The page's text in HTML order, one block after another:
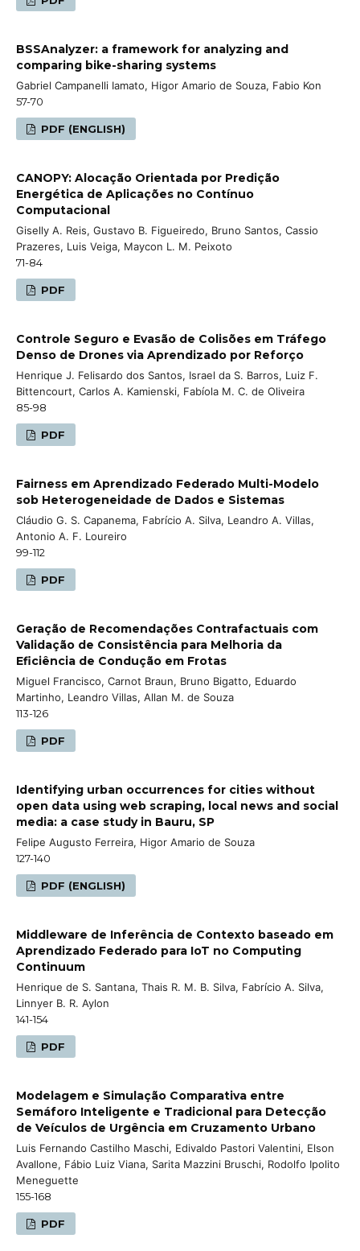
BSSAnalyzer: a framework for analyzing and
comparing bike-sharing systems
Gabriel Campanelli Iamato, Higor Amario de Souza, Fabio Kon
57-70
PDF (ENGLISH)
CANOPY: Alocação Orientada por Predição
Energética de Aplicações no Contínuo
Computacional
Giselly A. Reis, Gustavo B. Figueiredo, Bruno Santos, Cassio
Prazeres, Luis Veiga, Maycon L. M. Peixoto
71-84
PDF
Controle Seguro e Evasão de Colisões em Tráfego
Denso de Drones via Aprendizado por Reforço
Henrique J. Felisardo dos Santos, Israel da S. Barros, Luiz F.
Bittencourt, Carlos A. Kamienski, Fabíola M. C. de Oliveira
85-98
PDF
Fairness em Aprendizado Federado Multi-Modelo
sob Heterogeneidade de Dados e Sistemas
Cláudio G. S. Capanema, Fabrício A. Silva, Leandro A. Villas,
Antonio A. F. Loureiro
99-112
PDF
Geração de Recomendações Contrafactuais com
Validação de Consistência para Melhoria da
Eficiência de Condução em Frotas
Miguel Francisco, Carnot Braun, Bruno Bigatto, Eduardo
Martinho, Leandro Villas, Allan M. de Souza
113-126
PDF
Identifying urban occurrences for cities without
open data using web scraping, local news and social
media: a case study in Bauru, SP
Felipe Augusto Ferreira, Higor Amario de Souza
127-140
PDF (ENGLISH)
Middleware de Inferência de Contexto baseado em
Aprendizado Federado para IoT no Computing
Continuum
Henrique de S. Santana, Thais R. M. B. Silva, Fabrício A. Silva,
Linnyer B. R. Aylon
141-154
PDF
Modelagem e Simulação Comparativa entre
Semáforo Inteligente e Tradicional para Detecção
de Veículos de Urgência em Cruzamento Urbano
Luis Fernando Castilho Maschi, Edivaldo Pastori Valentini, Elson
Avallone, Fábio Luiz Viana, Sarita Mazzini Bruschi, Rodolfo Ipolito
Meneguette
155-168
PDF